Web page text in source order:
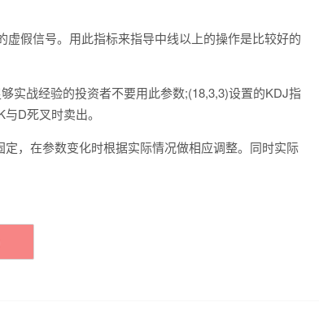
假信号。用此指标来指导中线以上的操作是比较好的
战经验的投资者不要用此参数;(18,3,3)设置的KDJ指
D死叉时卖出。
，在参数变化时根据实际情况做相应调整。同时实际